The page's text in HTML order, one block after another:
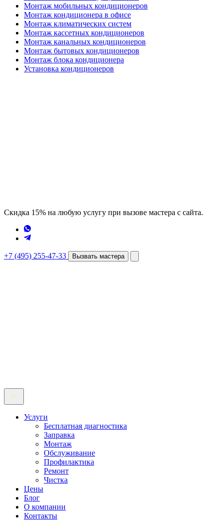
Монтаж мобильных кондиционеров
Монтаж кондиционера в офисе
Монтаж климатических систем
Монтаж кассетных кондиционеров
Монтаж канальных кондиционеров
Монтаж бытовых кондиционеров
Монтаж блока кондиционера
Установка кондиционеров
Скидка 15% на любую услугу при вызове мастера с сайта.
+7 (495) 255-47-33 Вызвать мастера
Услуги
Бесплатная диагностика
Заправка
Монтаж
Обслуживание
Профилактика
Ремонт
Чистка
Цены
Блог
О компании
Контакты